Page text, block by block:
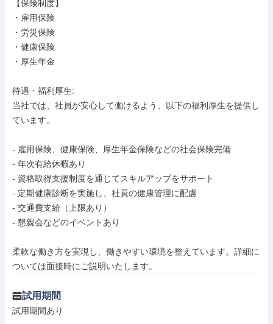
【保険制度】
・雇用保険
・労災保険
・健康保険
・厚生年金
待遇・福利厚生:
当社では、社員が安心して働けるよう、以下の福利厚生を提供し
ています。
- 雇用保険、健康保険、厚生年金保険などの社会保険完備
- 年次有給休暇あり
- 資格取得支援制度を通じてスキルアップをサポート
- 定期健康診断を実施し、社員の健康管理に配慮
- 交通費支給（上限あり）
- 懇親会などのイベントあり
柔軟な働き方を実現し、働きやすい環境を整えています。詳細に
ついては面接時にご説明いたします。
試用期間
試用期間あり